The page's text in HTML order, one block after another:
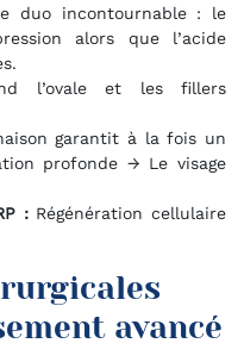
duo incontournable : le
alors que l’acide
l’ovale et les fillers
garantit à la fois un
profonde → Le visage
: Régénération cellulaire
avancé